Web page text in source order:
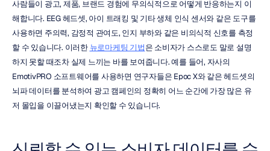
사람들이 광고, 제품, 브랜드 경험에 무의식적으로 어떻게 반응하는지 이
해합니다. EEG 헤드셋, 아이 트래킹 및 기타 생체 인식 센서와 같은 도구를
사용하면 주의력, 감정적 관여도, 인지 부하와 같은 비의식적 신호를 측정
할 수 있습니다. 이러한 뉴로마케팅 기법은 소비자가 스스로도 말로 설명
하지 못할 때조차 실제 느끼는 바를 보여줍니다. 예를 들어, 자사의
EmotivPRO 소프트웨어를 사용하면 연구자들은 Epoc X와 같은 헤드셋의
뇌파 데이터를 분석하여 광고 캠페인의 정확히 어느 순간에 가장 많은 유
저 몰입을 이끌어냈는지 확인할 수 있습니다.